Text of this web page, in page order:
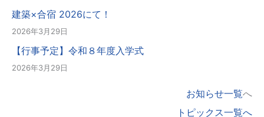
建築×合宿 2026にて！
2026年3月29日
【行事予定】令和８年度入学式
2026年3月29日
お知らせ一覧へ
トピックス一覧へ